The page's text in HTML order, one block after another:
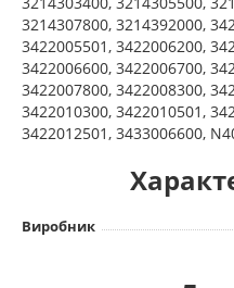
3214307800, 3214392000,
3422005501, 3422006200,
3422006600, 3422006700,
3422007800, 3422008300,
3422010300, 3422010501,
3422012501, 3433006600,
Виробник